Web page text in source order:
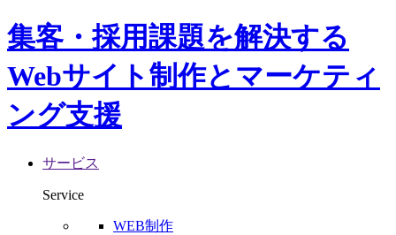
集客・採用課題を解決する
Webサイト制作とマーケティ
ング支援
サービス
Service
WEB制作